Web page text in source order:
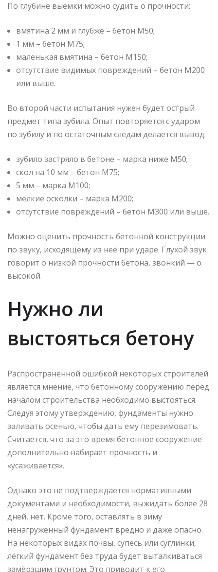
По глубине выемки можно судить о прочности:
вмятина 2 мм и глубже – бетон М50;
1 мм – бетон М75;
маленькая вмятина – бетон М150;
отсутствие видимых повреждений – бетон М200
или выше.
Во второй части испытания нужен будет острый
предмет типа зубила. Опыт повторяется с ударом
по зубилу и по остаточным следам делается вывод:
зубило застряло в бетоне – марка ниже М50;
скол на 10 мм – бетон М75;
5 мм – марка М100;
мелкие осколки – марка М200;
отсутствие повреждений – бетон М300 или выше.
Можно оценить прочность бетонной конструкции
по звуку, исходящему из неё при ударе. Глухой звук
говорит о низкой прочности бетона, звонкий — о
высокой.
Нужно ли
выстояться бетону
Распространённой ошибкой некоторых строителей
является мнение, что бетонному сооружению перед
началом строительства необходимо выстояться.
Следуя этому утверждению, фундаменты нужно
заливать осенью, чтобы дать ему перезимовать.
Считается, что за это время бетонное сооружение
дополнительно набирает прочность и
«усаживается».
Однако это не подтверждается нормативными
документами и необходимости, выжидать более 28
дней, нет. Кроме того, оставлять в зиму
ненагруженный фундамент вредно и даже опасно.
На некоторых видах почвы, супесь или суглинки,
лёгкий фундамент без труда будет выталкиваться
замёрзшим грунтом. Это приводит к его